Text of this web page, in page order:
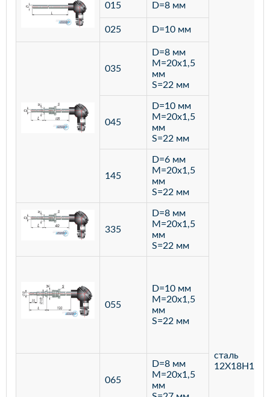
015 D=8 мм
сталь
12Х18Н10Т
025 D=10 мм
035
D=8 мм
M=20х1,5
мм
S=22 мм
045
D=10 мм
M=20х1,5
мм
S=22 мм
145
D=6 мм
M=20х1,5
мм
S=22 мм
335
D=8 мм
M=20х1,5
мм
S=22 мм
055
D=10 мм
M=20х1,5
мм
S=22 мм
065
D=8 мм
M=20х1,5
мм